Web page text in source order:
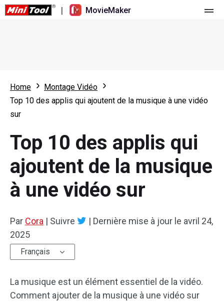
| MovieMaker
Nouveautés
Montage multipiste
Rapport hauteur/largeur
Réglage de la vitesse/Inversion
Tailler/Fendre/Récolter
Effets audio
Effets vidéo
Ressources
Astuces d’édition vidéo
Enregistreur d'écran
Convertisseur vidéo
Téléchargeur de vidéos en ligne
Home
Montage Vidéo
Top 10 des applis qui ajoutent de la musique à une vidéo
sur
Top 10 des applis qui
ajoutent de la musique
à une vidéo sur
Par Cora | Suivre | Dernière mise à jour le avril 24,
2025
Français
La musique est un élément essentiel de la vidéo.
Comment ajouter de la musique à une vidéo sur